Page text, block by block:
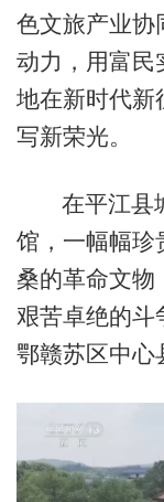
色文旅产业协
动力，用富民
地在新时代新
写新荣光。
在平江县
馆，一幅幅珍
桑的革命文物
艰苦卓绝的斗
鄂赣苏区中心